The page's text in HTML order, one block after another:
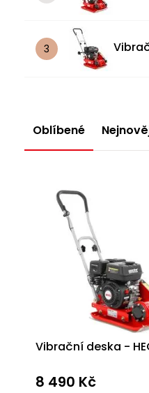
Oblíbené
Vibrační deska -
8 490 Kč